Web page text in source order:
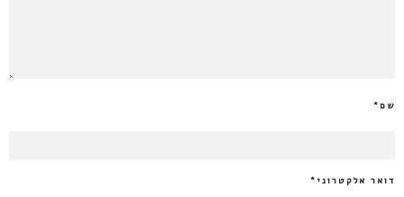
שם*
דואר אלקטרוני *